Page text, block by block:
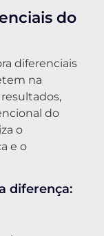
do
diferenciais
na
do
o
e o
diferença: